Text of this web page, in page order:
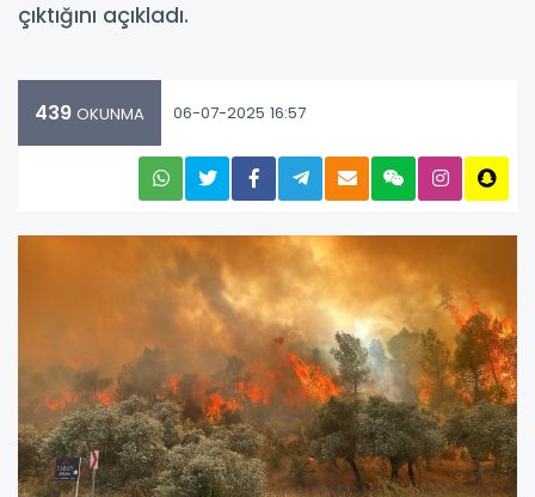
çıktığını açıkladı.
439 OKUNMA 06-07-2025 16:57